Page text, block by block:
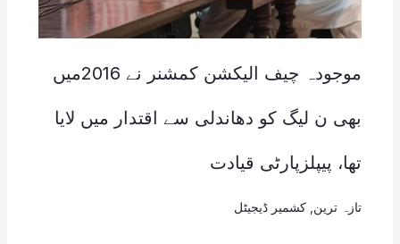
موجودہ چیف الیکشن کمشنر نے 2016میں
بھی ن لیگ کو دھاندلی سے اقتدار میں لایا
تھا، پیپلزپارٹی قیادت
تازہ ترین کشمیر ڈیجیٹل